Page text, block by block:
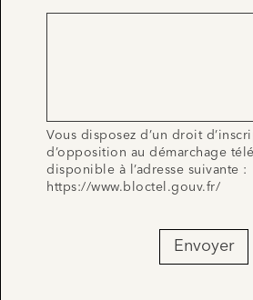
Vous disposez d’un droit
d’opposition au démarchage
disponible à l’adresse suivante :
https://www.bloctel.gouv.fr/
Envoyer